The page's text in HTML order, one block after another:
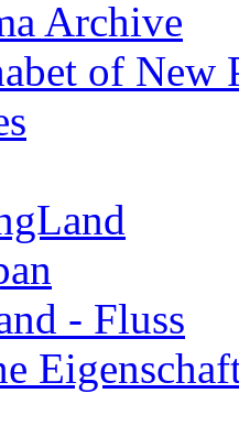
Archive
of New
- Fluss